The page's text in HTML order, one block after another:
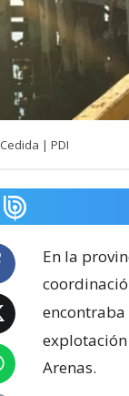
Cedida | PDI
En la
explotación
Arenas.